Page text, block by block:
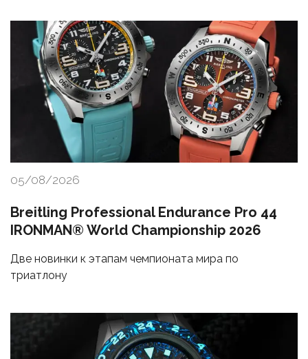
05/08/2026
Breitling Professional Endurance Pro 44
IRONMAN® World Championship 2026
Две новинки к этапам чемпионата мира по
триатлону